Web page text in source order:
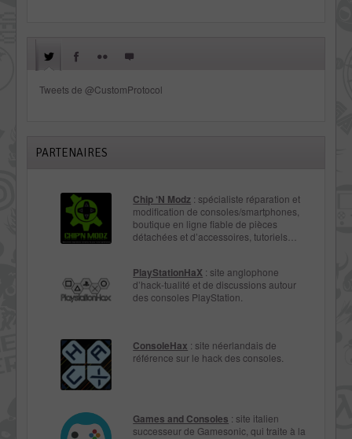
Tweets de @CustomProtocol
PARTENAIRES
Chip ‘N Modz : spécialiste réparation et
modification de consoles/smartphones,
boutique en ligne fiable de pièces
détachées et d’accessoires, tutoriels…
PlayStationHaX : site anglophone
d’hack-tualité et de discussions autour
des consoles PlayStation.
ConsoleHax : site néerlandais de
référence sur le hack des consoles.
Games and Consoles : site italien
successeur de Gamesonic, qui traite à la